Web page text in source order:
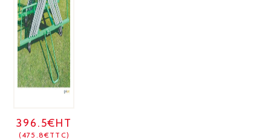
396.5€HT
(475.8€TTC)